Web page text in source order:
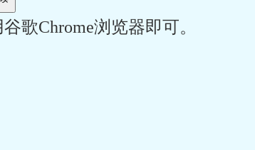
歌Chrome浏览器即可。